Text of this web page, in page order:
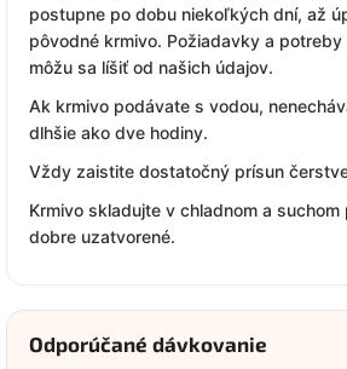
postupne po dobu niekoľkých dní, až
pôvodné krmivo. Požiadavky a
môžu sa líšiť od našich údajov.
Ak krmivo podávate s vodou,
dlhšie ako dve hodiny.
Vždy zaistite dostatočný prísun
Krmivo skladujte v chladnom a
dobre uzatvorené.
Odporúčané dávkovanie